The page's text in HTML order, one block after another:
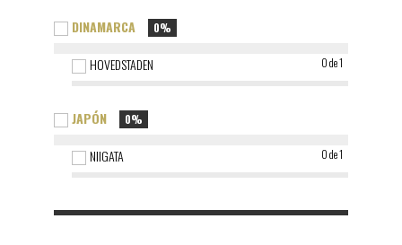
DINAMARCA 0%
HOVEDSTADEN 0 de 1
JAPÓN 0%
NIIGATA 0 de 1